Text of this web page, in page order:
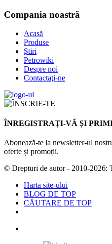
Compania noastră
Acasă
Produse
Ştiri
Petrowiki
Despre noi
Contactaţi-ne
ÎNREGISTRAȚI-VĂ ȘI
Abonează-te la newsletter-ul
oferte și promoții.
© Drepturi de autor - 2010-2026:
Harta site-ului
BLOG DE TOP
CĂUTARE DE TOP